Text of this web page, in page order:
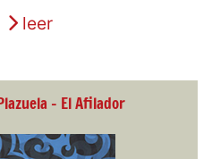
leer
- El Afilador